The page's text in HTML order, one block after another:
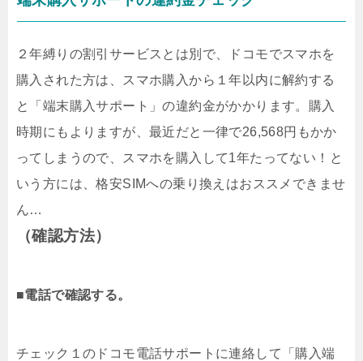
２年縛りの割引サービスとは別で、ドコモでスマホを
購入された方は、スマホ購入から１年以内に解約する
と「端末購入サポート」の違約金がかかります。購入
時期にもよりますが、最近だと一律で26,568円もかか
ってしまうので、スマホを購入して1年たってない！と
いう方には、格安SIMへの乗り換えはおススメできませ
ん…
（確認方法）
■電話で確認する。
チェック１のドコモ電話サポートに連絡して「購入端